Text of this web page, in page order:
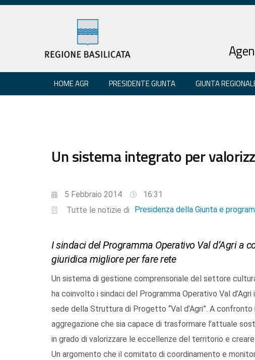
HOME AGR PRESIDENTE GIUNTA GIUNTA
Un sistema integrato per
5 Febbraio 2014
16:31
Tutte le notizie di
Presidenza della Giunta e
I sindaci del Programma Operativo Val d’Agri a
giuridica migliore per fare rete
Un sistema di gestione comprensoriale del settore
ha coinvolto i sindaci del Programma Operativo Val
sede della Struttura di Progetto “Val d’Agri”. A
aggregazione che sia capace di trasformare l’attuale
in grado di valorizzare le eccellenze del territorio e
Un argomento che il comitato di coordinamento e